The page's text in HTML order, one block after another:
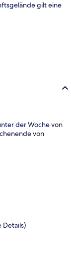
gilt eine
der Woche von
von
Details)